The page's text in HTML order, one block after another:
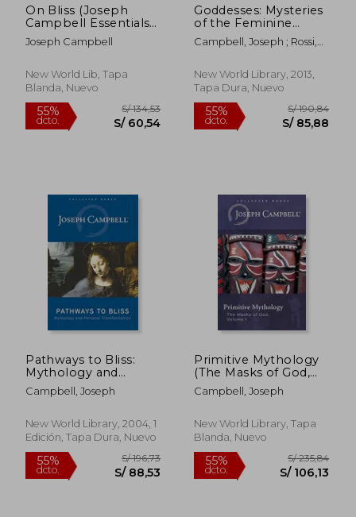
55%
dcto.
55%
dcto.
On Bliss (Joseph
Campbell Essentials)
(en Inglés)
Joseph Campbell
New World Lib, Tapa
Blanda, Nuevo
Goddesses: Mysteries
of the Feminine
Divine (Collected
Works of Joseph
Campbell, Joseph ; Rossi,
New World Library, 2013,
Tapa Dura, Nuevo
Pathways to Bliss:
Mythology and
Personal
Transformation (en
Campbell, Joseph
New World Library, 2004, 1
Edición, Tapa Dura, Nuevo
Primitive Mythology
(The Masks of God,
Volume 1) (en Inglés)
Campbell, Joseph
New World Library, Tapa
Blanda, Nuevo